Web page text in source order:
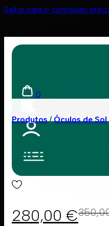
Saltar para o conteúdo
0
Produtos Óculos de Sol
280,00 €